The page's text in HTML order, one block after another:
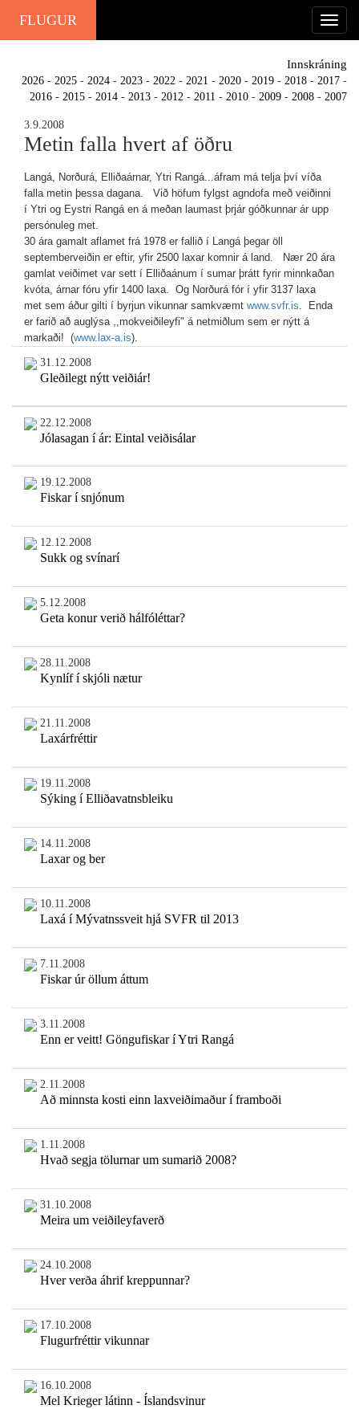
FLUGUR
Innskráning
2026 - 2025 - 2024 - 2023 - 2022 - 2021 - 2020 - 2019 - 2018 - 2017 -
2016 - 2015 - 2014 - 2013 - 2012 - 2011 - 2010 - 2009 - 2008 - 2007
3.9.2008
Metin falla hvert af öðru
Langá, Norðurá, Elliðaárnar, Ytri Rangá...áfram má telja því víða
falla metin þessa dagana. Við höfum fylgst agndofa með veiðinni
í Ytri og Eystri Rangá en á meðan laumast þrjár góðkunnar ár upp
persónuleg met.
30 ára gamalt aflamet frá 1978 er fallið í Langá þegar öll
septemberveiðin er eftir, yfir 2500 laxar komnir á land. Nær 20 ára
gamlat veiðimet var sett í Elliðaánum í sumar þrátt fyrir minnkaðan
kvóta, árnar fóru yfir 1400 laxa. Og Norðurá fór í yfir 3137 laxa
met sem áður gilti í byrjun vikunnar samkvæmt www.svfr.is.
Enda
er farið að auglýsa ,,mokveiðileyfi" á netmiðlum sem er nýtt á
markaði! (www.lax-a.is).
31.12.2008
Gleðilegt nýtt veiðiár!
22.12.2008
Jólasagan í ár: Eintal veiðisálar
19.12.2008
Fiskar í snjónum
12.12.2008
Sukk og svínarí
5.12.2008
Geta konur verið hálfóléttar?
28.11.2008
Kynlíf í skjóli nætur
21.11.2008
Laxárfréttir
19.11.2008
Sýking í Elliðavatnsbleiku
14.11.2008
Laxar og ber
10.11.2008
Laxá í Mývatnssveit hjá SVFR til 2013
7.11.2008
Fiskar úr öllum áttum
3.11.2008
Enn er veitt! Göngufiskar í Ytri Rangá
2.11.2008
Að minnsta kosti einn laxveiðimaður í framboði
1.11.2008
Hvað segja tölurnar um sumarið 2008?
31.10.2008
Meira um veiðileyfaverð
24.10.2008
Hver verða áhrif kreppunnar?
17.10.2008
Flugurfréttir vikunnar
16.10.2008
Mel Krieger látinn - Íslandsvinur